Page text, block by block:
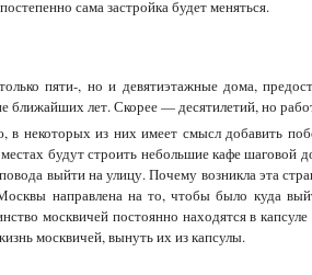
сама застройка будет меняться.
пяти-, но и девятиэтажные дома,
лет. Скорее — десятилетий, но
в некоторых из них имеет смысл добавить
будут строить небольшие кафе
выйти на улицу. Почему возникла эта
направлена на то, чтобы было куда
москвичей постоянно находятся в
москвичей, вынуть их из капсулы.